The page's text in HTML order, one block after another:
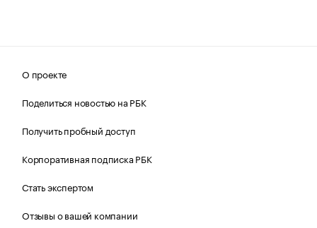
О проекте
Поделиться новостью на РБК
Получить пробный доступ
Корпоративная подписка РБК
Стать экспертом
Отзывы о вашей компании